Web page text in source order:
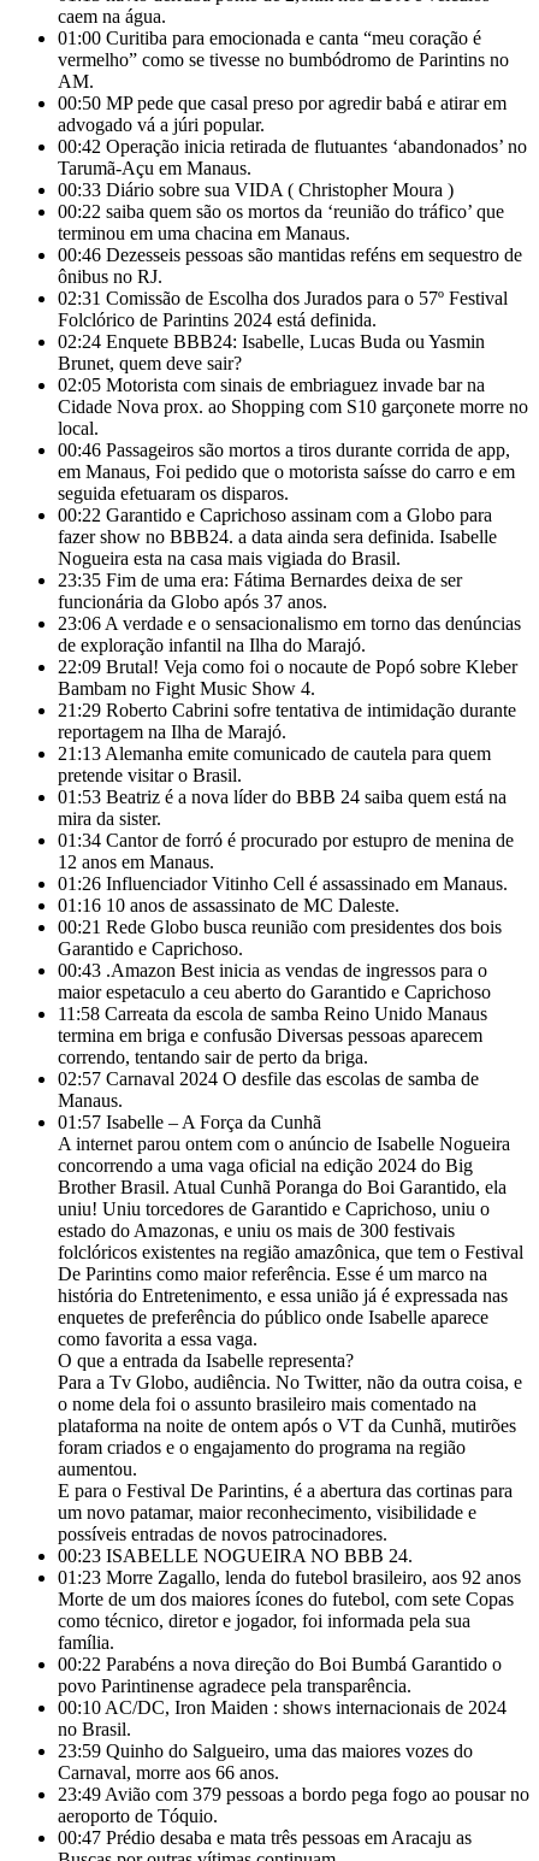
caem na água.
01:00 Curitiba para emocionada e canta “meu coração é
vermelho” como se tivesse no bumbódromo de Parintins no
AM.
00:50 MP pede que casal preso por agredir babá e atirar em
advogado vá a júri popular.
00:42 Operação inicia retirada de flutuantes ‘abandonados’ no
Tarumã-Açu em Manaus.
00:33 Diário sobre sua VIDA ( Christopher Moura )
00:22 saiba quem são os mortos da ‘reunião do tráfico’ que
terminou em uma chacina em Manaus.
00:46 Dezesseis pessoas são mantidas reféns em sequestro de
ônibus no RJ.
02:31 Comissão de Escolha dos Jurados para o 57º Festival
Folclórico de Parintins 2024 está definida.
02:24 Enquete BBB24: Isabelle, Lucas Buda ou Yasmin
Brunet, quem deve sair?
02:05 Motorista com sinais de embriaguez invade bar na
Cidade Nova prox. ao Shopping com S10 garçonete morre no
local.
00:46 Passageiros são mortos a tiros durante corrida de app,
em Manaus, Foi pedido que o motorista saísse do carro e em
seguida efetuaram os disparos.
00:22 Garantido e Caprichoso assinam com a Globo para
fazer show no BBB24. a data ainda sera definida. Isabelle
Nogueira esta na casa mais vigiada do Brasil.
23:35 Fim de uma era: Fátima Bernardes deixa de ser
funcionária da Globo após 37 anos.
23:06 A verdade e o sensacionalismo em torno das denúncias
de exploração infantil na Ilha do Marajó.
22:09 Brutal! Veja como foi o nocaute de Popó sobre Kleber
Bambam no Fight Music Show 4.
21:29 Roberto Cabrini sofre tentativa de intimidação durante
reportagem na Ilha de Marajó.
21:13 Alemanha emite comunicado de cautela para quem
pretende visitar o Brasil.
01:53 Beatriz é a nova líder do BBB 24 saiba quem está na
mira da sister.
01:34 Cantor de forró é procurado por estupro de menina de
12 anos em Manaus.
01:26 Influenciador Vitinho Cell é assassinado em Manaus.
01:16 10 anos de assassinato de MC Daleste.
00:21 Rede Globo busca reunião com presidentes dos bois
Garantido e Caprichoso.
00:43 .Amazon Best inicia as vendas de ingressos para o
maior espetaculo a ceu aberto do Garantido e Caprichoso
11:58 Carreata da escola de samba Reino Unido Manaus
termina em briga e confusão Diversas pessoas aparecem
correndo, tentando sair de perto da briga.
02:57 Carnaval 2024 O desfile das escolas de samba de
Manaus.
01:57 Isabelle – A Força da Cunhã
A internet parou ontem com o anúncio de Isabelle Nogueira
concorrendo a uma vaga oficial na edição 2024 do Big
Brother Brasil. Atual Cunhã Poranga do Boi Garantido, ela
uniu! Uniu torcedores de Garantido e Caprichoso, uniu o
estado do Amazonas, e uniu os mais de 300 festivais
folclóricos existentes na região amazônica, que tem o Festival
De Parintins como maior referência. Esse é um marco na
história do Entretenimento, e essa união já é expressada nas
enquetes de preferência do público onde Isabelle aparece
como favorita a essa vaga.
O que a entrada da Isabelle representa?
Para a Tv Globo, audiência. No Twitter, não da outra coisa, e
o nome dela foi o assunto brasileiro mais comentado na
plataforma na noite de ontem após o VT da Cunhã, mutirões
foram criados e o engajamento do programa na região
aumentou.
E para o Festival De Parintins, é a abertura das cortinas para
um novo patamar, maior reconhecimento, visibilidade e
possíveis entradas de novos patrocinadores.
00:23 ISABELLE NOGUEIRA NO BBB 24.
01:23 Morre Zagallo, lenda do futebol brasileiro, aos 92 anos
Morte de um dos maiores ícones do futebol, com sete Copas
como técnico, diretor e jogador, foi informada pela sua
família.
00:22 Parabéns a nova direção do Boi Bumbá Garantido o
povo Parintinense agradece pela transparência.
00:10 AC/DC, Iron Maiden : shows internacionais de 2024
no Brasil.
23:59 Quinho do Salgueiro, uma das maiores vozes do
Carnaval, morre aos 66 anos.
23:49 Avião com 379 pessoas a bordo pega fogo ao pousar no
aeroporto de Tóquio.
00:47 Prédio desaba e mata três pessoas em Aracaju as